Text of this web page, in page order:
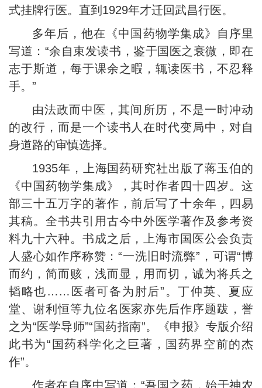
式挂牌行医。直到1929年才迁回武昌行医。
多年后，他在《中国药物学集成》自序里
写道：“余自束发读书，鉴于国医之衰微，即在
志于斯道，每于课余之暇，辄读医书，不忍释
手。”
由法政而中医，其间所历，不是一时冲动
的改行，而是一个读书人在时代变局中，对自
身道路的审慎选择。
1935年，上海国药研究社出版了蒋玉伯的
《中国药物学集成》，其时作者四十四岁。这
部三十五万字的著作，前后写了十余年，四易
其稿。全书共引用古今中外医学著作及参考资
料九十六种。书成之后，上海市国医公会负责
人盛心如作序称赞：“一洗旧时流弊”，可谓“博
而约，简而赅，浅而显，用而切，诚为将兵之
韬略也……医者可备为肘后”。丁仲英、夏应
堂、谢利恒等九位名医家亦先后作序题跋，誉
之为“医学导师”“国药指南”。《申报》专版介绍
此书为“国药科学化之巨著，国药界空前的杰
作”。
作者在自序中写道：“吾国之药，始于神农